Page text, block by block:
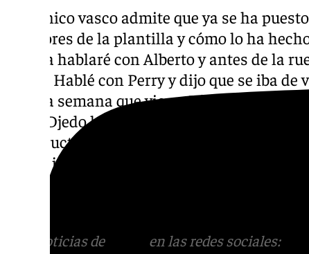
El técnico vasco admite que ya se ha
jugadores de la plantilla y cómo lo ha
prensa hablaré con Alberto y antes de la
Djedo. Hablé con Perry y dijo que se iba
para la semana que viene. Vía telefónica
y con Djedo he estado hablando esta
muy fructífera y se que será uno de los
pueda jugar de 2 o de 3 y que nos va a dar
Más noticias de en las redes sociales: